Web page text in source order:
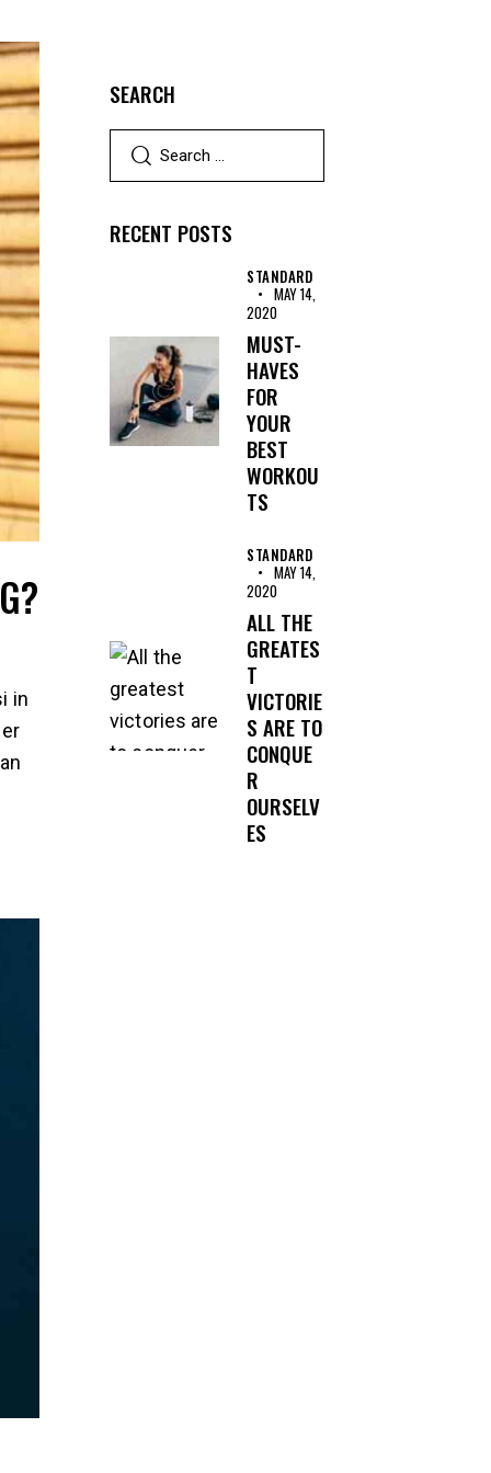
in
SEARCH
RECENT POSTS
STANDARD
MAY 14,
2020
MUST-
HAVES
FOR
YOUR
BEST
WORKOU
TS
STANDARD
MAY 14,
2020
ALL THE
GREATES
T
VICTORIE
S ARE TO
CONQUE
R
OURSELV
ES